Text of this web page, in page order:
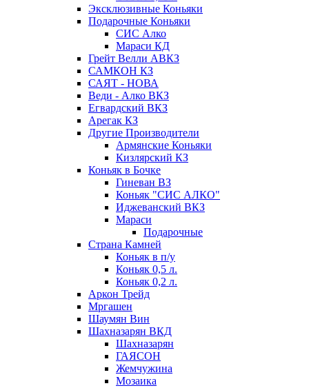
Эксклюзивные Коньяки
Подарочные Коньяки
СИС Алко
Мараси КД
Грейт Велли АВКЗ
САМКОН КЗ
САЯТ - НОВА
Веди - Алко ВКЗ
Егвардский ВКЗ
Арегак КЗ
Другие Производители
Армянские Коньяки
Кизлярский КЗ
Коньяк в Бочке
Гиневан ВЗ
Коньяк "СИС АЛКО"
Иджеванский ВКЗ
Мараси
Подарочные
Страна Камней
Коньяк в п/у
Коньяк 0,5 л.
Коньяк 0,2 л.
Аркон Трейд
Мргашен
Шаумян Вин
Шахназарян ВКД
Шахназарян
ГАЯСОН
Жемчужина
Мозаика